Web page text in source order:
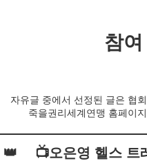
참
자유글 중에서 선정된 글은 협
죽을권리세계연맹 홈페이
👑 📺오은영 헬스 트